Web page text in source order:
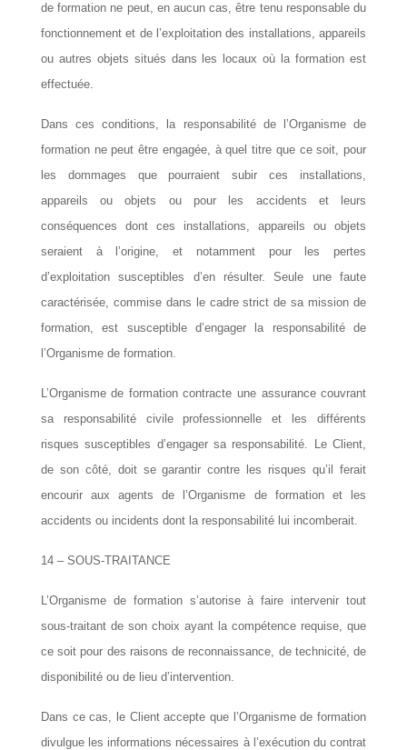
de formation ne peut, en aucun cas, être tenu responsable du
fonctionnement et de l’exploitation des installations, appareils
ou autres objets situés dans les locaux où la formation est
effectuée.
Dans ces conditions, la responsabilité de l’Organisme de
formation ne peut être engagée, à quel titre que ce soit, pour
les dommages que pourraient subir ces installations,
appareils ou objets ou pour les accidents et leurs
conséquences dont ces installations, appareils ou objets
seraient à l’origine, et notamment pour les pertes
d’exploitation susceptibles d’en résulter. Seule une faute
caractérisée, commise dans le cadre strict de sa mission de
formation, est susceptible d’engager la responsabilité de
l’Organisme de formation.
L’Organisme de formation contracte une assurance couvrant
sa responsabilité civile professionnelle et les différents
risques susceptibles d’engager sa responsabilité. Le Client,
de son côté, doit se garantir contre les risques qu’il ferait
encourir aux agents de l’Organisme de formation et les
accidents ou incidents dont la responsabilité lui incomberait.
14 – SOUS-TRAITANCE
L’Organisme de formation s’autorise à faire intervenir tout
sous-traitant de son choix ayant la compétence requise, que
ce soit pour des raisons de reconnaissance, de technicité, de
disponibilité ou de lieu d’intervention.
Dans ce cas, le Client accepte que l’Organisme de formation
divulgue les informations nécessaires à l’exécution du contrat